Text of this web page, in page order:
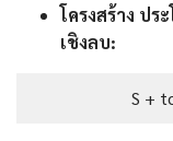
โครงสร้าง ปร
เชิงลบ:
S +